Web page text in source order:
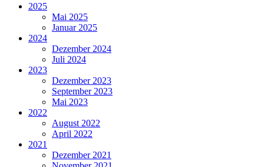
2025
Mai 2025
Januar 2025
2024
Dezember 2024
Juli 2024
2023
Dezember 2023
September 2023
Mai 2023
2022
August 2022
April 2022
2021
Dezember 2021